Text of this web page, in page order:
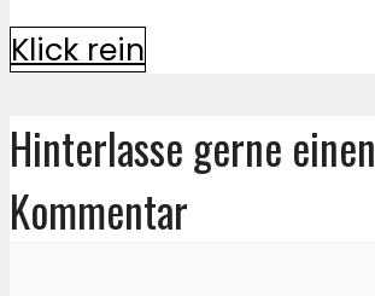
Klick rein
Hinterlasse gerne einen
Kommentar